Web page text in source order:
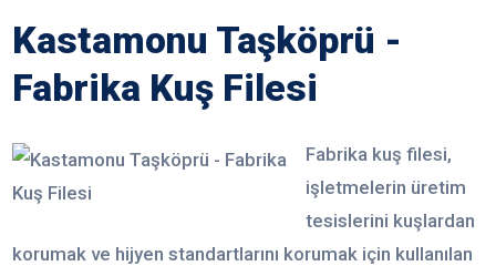
Kastamonu Taşköprü -
Fabrika Kuş Filesi
Fabrika kuş filesi,
işletmelerin üretim
tesislerini kuşlardan
korumak ve hijyen standartlarını korumak için kullanılan